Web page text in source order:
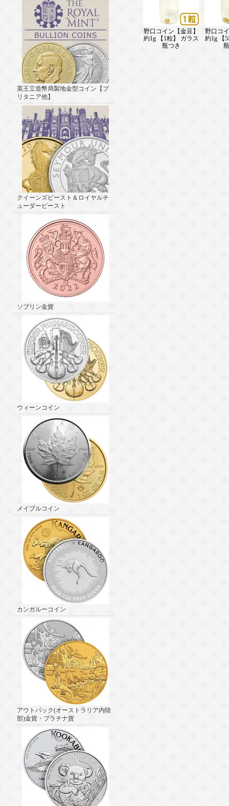
英王立造幣局製地金型コイン【ブ
リタニア他】
クイーンズビースト＆ロイヤルチ
ューダービースト
ソブリン金貨
ウィーンコイン
メイプルコイン
カンガルーコイン
アウトバック(オーストラリア内陸
部)金貨・プラチナ貨
野口コイン【金豆】
約1g 【1粒】 ガラス
瓶つき
野口コ
約1g 【